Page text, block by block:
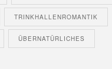
TRINKHALLENROMANTIK
ÜBERNATÜRLICHES